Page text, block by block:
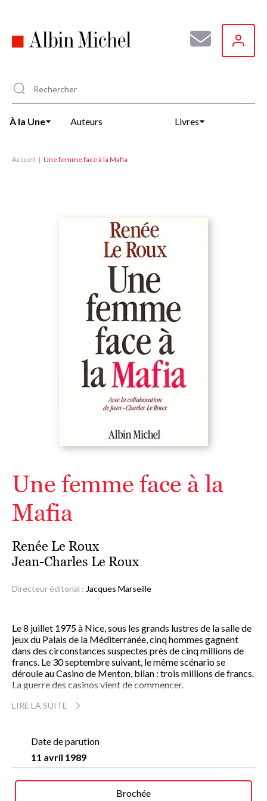
principal
À la Une Auteurs Livres
Accueil Une femme face à la Mafia
Une femme face à la
Mafia
Renée Le Roux
Jean-Charles Le Roux
Directeur éditorial : Jacques Marseille
Le 8 juillet 1975 à Nice, sous les grands lustres de la salle de
jeux du Palais de la Méditerranée, cinq hommes gagnent
dans des circonstances suspectes près de cinq millions de
francs. Le 30 septembre suivant, le même scénario se
déroule au Casino de Menton, bilan : trois millions de francs.
La guerre des casinos vient de commencer.
Jean-Dominique Fratoni. Le P.-D.G. du Casino Ruhl de Nice a
Pourtant, un grain de sable va anéantir tous ses projets.
Renée Le Roux, actionnaire avec ses enfants du Palais de la
Méditerranée, le grand rival du Ruhl, refuse de passer sous le
pas à la faire renoncer. L'une de ses filles devient alors l'enjeu
d'une partie dont elle n'a pas tous les atouts.
LIRE LA SUITE
Date de parution
11 avril 1989
Brochée